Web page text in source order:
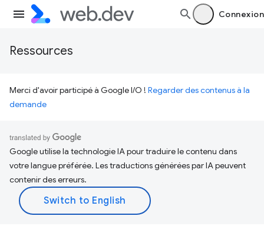
Connexion
Ressources
Merci d'avoir participé à Google I/O ! Regarder des contenus à la
demande
Google utilise la technologie IA pour traduire le contenu dans
votre langue préférée. Les traductions générées par IA peuvent
contenir des erreurs.